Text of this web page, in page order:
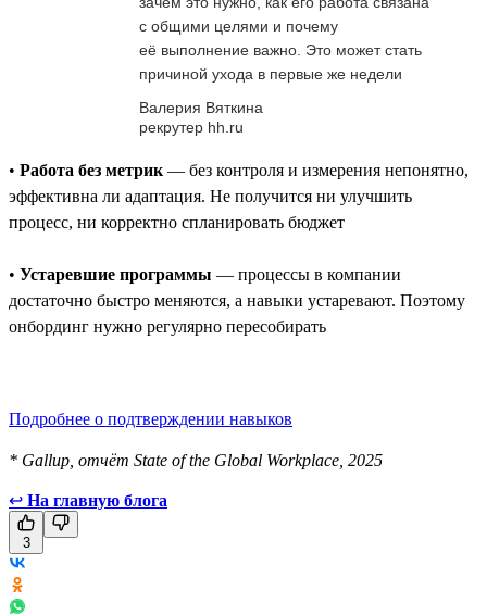
с общими целями и почему
её выполнение важно. Это может стать
причиной ухода в первые же недели
Валерия Вяткина
рекрутер hh.ru
• Работа без метрик — без контроля и измерения непонятно,
эффективна ли адаптация. Не получится ни улучшить
процесс, ни корректно спланировать бюджет
• Устаревшие программы — процессы в компании
достаточно быстро меняются, а навыки устаревают. Поэтому
онбординг нужно регулярно пересобирать
Подробнее о подтверждении навыков
* Gallup, отчёт State of the Global Workplace, 2025
↩ На главную блога
3